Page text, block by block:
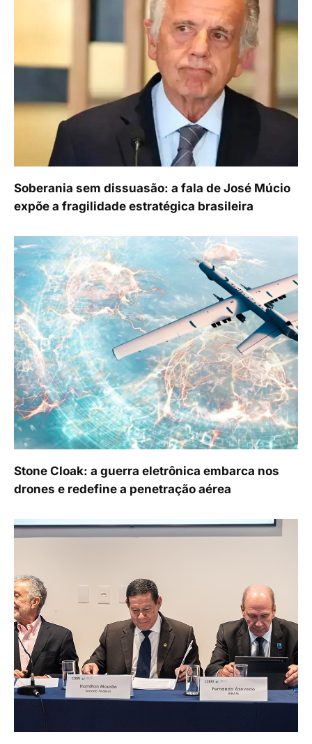
Soberania sem dissuasão: a fala de José Múcio
expõe a fragilidade estratégica brasileira
Stone Cloak: a guerra eletrônica embarca nos
drones e redefine a penetração aérea